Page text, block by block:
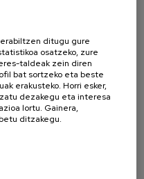
ditugu gure
osatzeko, zure
taldeak zein diren
bat sortzeko eta beste
erakusteko. Horri esker,
dezakegu eta interesa
lortu. Gainera,
ditzakegu.